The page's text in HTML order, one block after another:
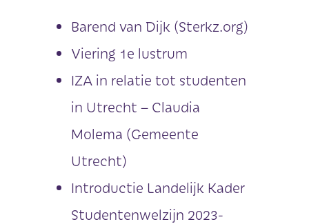
Barend van Dijk (Sterkz.org)
Viering 1e lustrum
IZA in relatie tot studenten
in Utrecht – Claudia
Molema (Gemeente
Utrecht)
Introductie Landelijk Kader
Studentenwelzijn 2023-